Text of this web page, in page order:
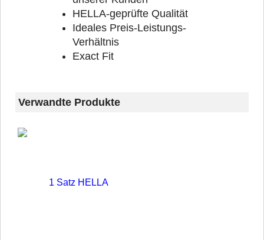
HELLA-geprüfte Qualität
Ideales Preis-Leistungs-
Verhältnis
Exact Fit
Verwandte Produkte